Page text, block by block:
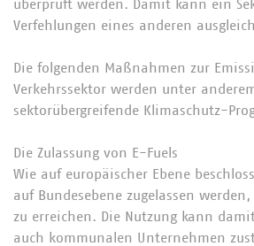
überprüft werden. Damit kann ein
Verfehlungen eines anderen
Die folgenden Maßnahmen zur
Verkehrssektor werden unter
sektorübergreifende Klimaschutz-
Die Zulassung von E-Fuels
Wie auf europäischer Ebene
auf Bundesebene zugelassen
zu erreichen. Die Nutzung kann
auch kommunalen Unternehmen